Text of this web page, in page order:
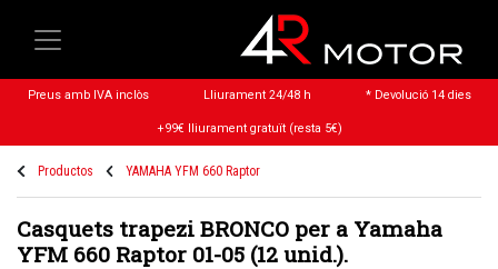
Preus amb IVA inclòs Lliurament 24/48 h * Devolució 14 dies
+99€ lliurament gratuït (resta 5€)
Productos YAMAHA YFM 660 Raptor
Casquets trapezi BRONCO per a Yamaha
YFM 660 Raptor 01-05 (12 unid.).